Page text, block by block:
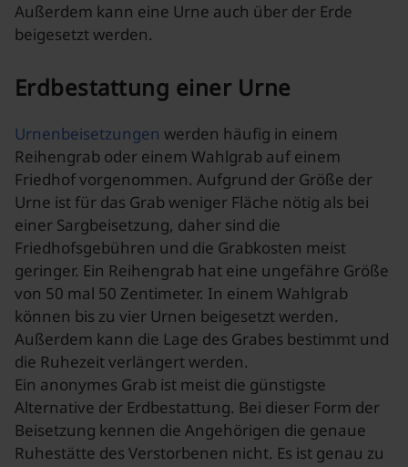
Außerdem kann eine Urne auch über der Erde
beigesetzt werden.
Erdbestattung einer Urne
Urnenbeisetzungen werden häufig in einem
Reihengrab oder einem Wahlgrab auf einem
Friedhof vorgenommen. Aufgrund der Größe der
Urne ist für das Grab weniger Fläche nötig als bei
einer Sargbeisetzung, daher sind die
Friedhofsgebühren und die Grabkosten meist
geringer. Ein Reihengrab hat eine ungefähre Größe
von 50 mal 50 Zentimeter. In einem Wahlgrab
können bis zu vier Urnen beigesetzt werden.
Außerdem kann die Lage des Grabes bestimmt und
die Ruhezeit verlängert werden.
Ein anonymes Grab ist meist die günstigste
Alternative der Erdbestattung. Bei dieser Form der
Beisetzung kennen die Angehörigen die genaue
Ruhestätte des Verstorbenen nicht. Es ist genau zu